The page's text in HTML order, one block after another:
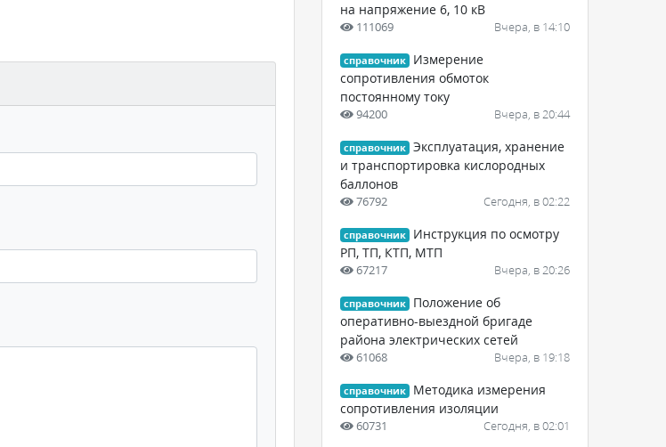
на напряжение 6, 10 кВ
111069 Вчера, в 14:10
справочник
Измерение
сопротивления обмоток
постоянному току
94200 Вчера, в 20:44
справочник Эксплуатация, хранение
и транспортировка кислородных
баллонов
76792 Сегодня, в 02:22
справочник
Инструкция по осмотру
РП, ТП, КТП, МТП
67217 Вчера, в 20:26
справочник
Положение об
оперативно-выездной бригаде
района электрических сетей
61068 Вчера, в 19:18
справочник
Методика измерения
сопротивления изоляции
60731 Сегодня, в 02:01